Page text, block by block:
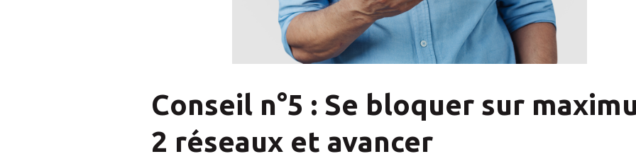
Conseil n°5 : Se bloquer sur
2 réseaux et avancer